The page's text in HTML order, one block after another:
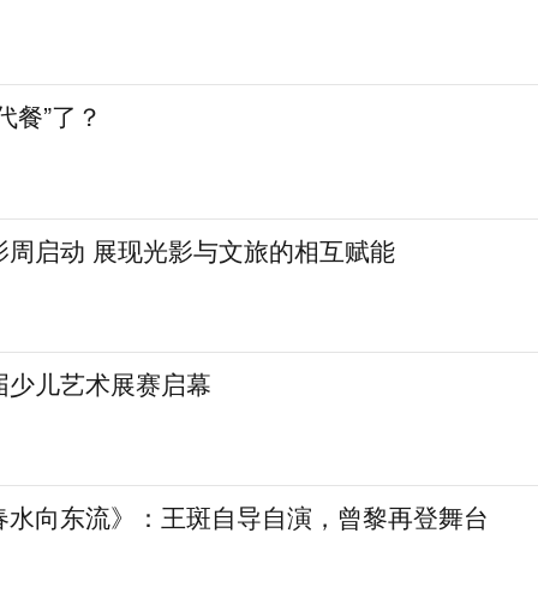
餐”了？
启动 展现光影与文旅的相互赋能
儿艺术展赛启幕
向东流》：王斑自导自演，曾黎再登舞台